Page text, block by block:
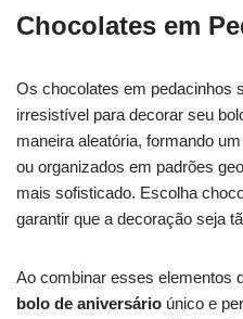
Chocolates em
Os chocolates em pedacinhos
irresistível para decorar seu
maneira aleatória, formando
ou organizados em padrões
mais sofisticado. Escolha
garantir que a decoração seja
Ao combinar esses elementos
bolo de aniversário único e